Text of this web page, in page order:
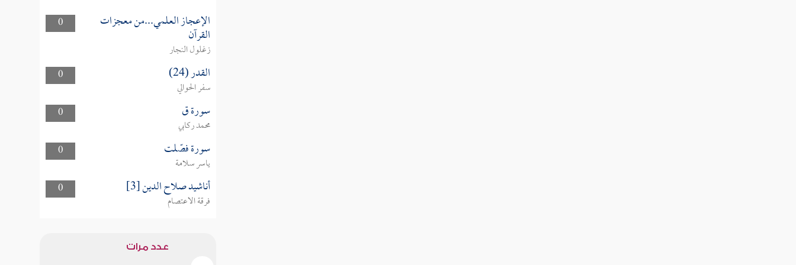
0 الإعجاز العلمي...من معجزات
القرآن
زغلول النجار
0
القدر (24)
سفر الحوالي
0
سورة ق
محمد ركابي
0
سورة فصّلت
ياسر سلامة
0
أناشيد صلاح الدين [3]
فرقة الاعتصام
عدد مرات